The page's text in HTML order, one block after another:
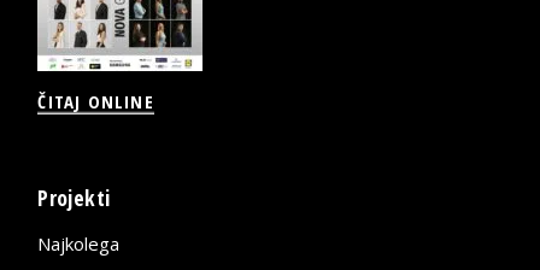
ČITAJ ONLINE
Projekti
Najkolega